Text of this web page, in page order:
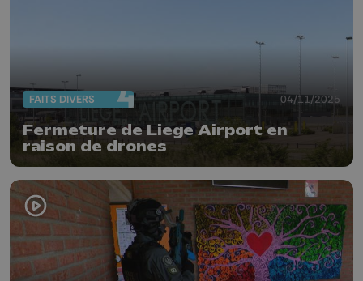
FAITS DIVERS 04/11/2025
Fermeture de Liege Airport en
raison de drones